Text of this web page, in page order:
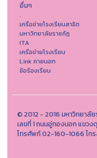
อื่นๆ
.
เครือข่ายโรงเรียนสาธิต
มหาวิทยาลัยราชภัฏ
ITA
เครือข่ายโรงเรียน
Link ภายนอก
ข้อร้องเรียน
© 2012 - 2016 มหาวิทยาลั
เลขที่ 1 ถนนอู่ทองนอก แขว
โทรศัพท์ 02-160-1066 โท